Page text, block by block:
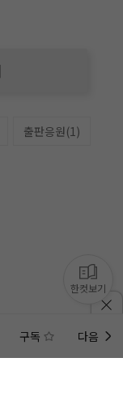
출판응원(1)
구독 다음
한컷보기
미노벨 앱설치하기